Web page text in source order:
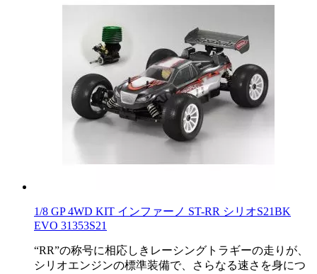
1/8 GP 4WD KIT インファーノ ST-RR シリオS21BK
EVO 31353S21
“RR”の称号に相応しきレーシングトラギーの走りが、
シリオエンジンの標準装備で、さらなる速さを身につ